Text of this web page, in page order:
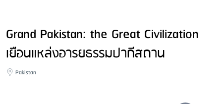
Grand Pakistan: the Great Civilization
เยือนแหล่งอารยธรรมปากีสถาน
Pakistan